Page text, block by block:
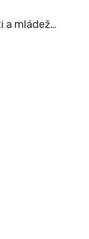
a mládež…